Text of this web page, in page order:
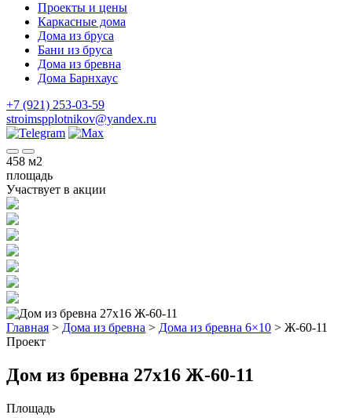
Проекты и цены
Каркасные дома
Дома из бруса
Бани из бруса
Дома из бревна
Дома Барнхаус
+7 (921) 253-03-59
stroimspplotnikov@yandex.ru
458 м2
площадь
Участвует в акции
Главная > Дома из бревна > Дома из бревна 6×10 > Ж-60-11
Проект
Дом из бревна 27x16 Ж-60-11
Площадь